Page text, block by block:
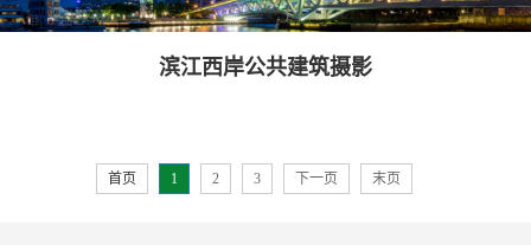
滨江西岸公共建筑摄影
首页 1 2 3 下一页 末页